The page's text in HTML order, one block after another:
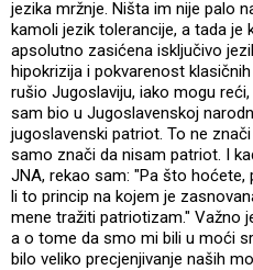
jezika mržnje. Ništa im nije palo
kamoli jezik tolerancije, a tada je
apsolutno zasićena isključivo
hipokrizija i pokvarenost
rušio Jugoslaviju, iako mogu
sam bio u Jugoslavenskoj
jugoslavenski patriot. To ne
samo znači da nisam patriot. I
JNA, rekao sam: "Pa što hoćete,
li to princip na kojem je
mene tražiti patriotizam." Važno
a o tome da smo mi bili u moći
bilo veliko precjenjivanje naših